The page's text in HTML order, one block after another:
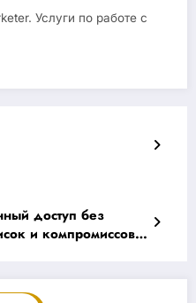
Услуги по работе с
доступ без
и компромиссов